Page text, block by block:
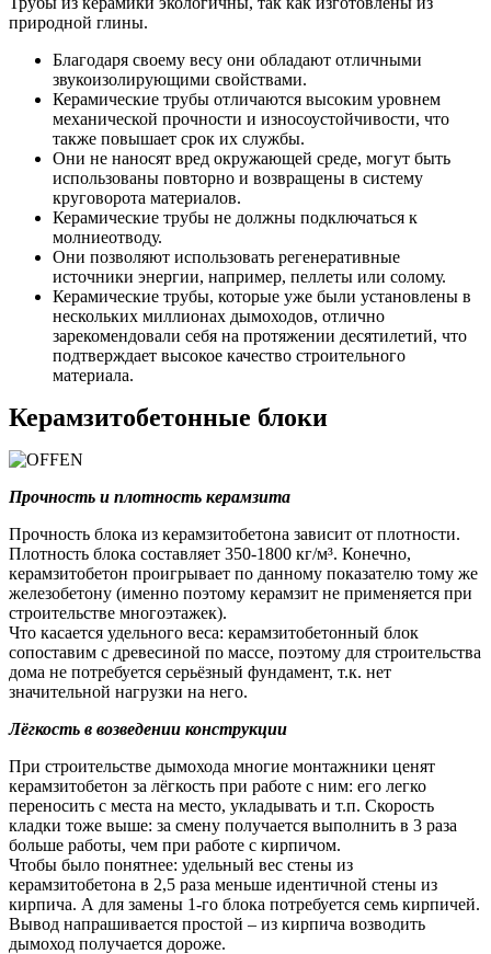
природной глины.
Благодаря своему весу они обладают отличными
звукоизолирующими свойствами.
Керамические трубы отличаются высоким уровнем
механической прочности и износоустойчивости, что
также повышает срок их службы.
Они не наносят вред окружающей среде, могут быть
использованы повторно и возвращены в систему
круговорота материалов.
Керамические трубы не должны подключаться к
молниеотводу.
Они позволяют использовать регенеративные
источники энергии, например, пеллеты или солому.
Керамические трубы, которые уже были установлены в
нескольких миллионах дымоходов, отлично
зарекомендовали себя на протяжении десятилетий, что
подтверждает высокое качество строительного
материала.
Керамзитобетонные блоки
Прочность и плотность керамзита
Прочность блока из керамзитобетона зависит от плотности.
Плотность блока составляет 350-1800 кг/м³. Конечно,
керамзитобетон проигрывает по данному показателю тому же
железобетону (именно поэтому керамзит не применяется при
строительстве многоэтажек).
Что касается удельного веса: керамзитобетонный блок
сопоставим с древесиной по массе, поэтому для строительства
дома не потребуется серьёзный фундамент, т.к. нет
значительной нагрузки на него.
Лёгкость в возведении конструкции
При строительстве дымохода многие монтажники ценят
керамзитобетон за лёгкость при работе с ним: его легко
переносить с места на место, укладывать и т.п. Скорость
кладки тоже выше: за смену получается выполнить в 3 раза
больше работы, чем при работе с кирпичом.
Чтобы было понятнее: удельный вес стены из
керамзитобетона в 2,5 раза меньше идентичной стены из
кирпича. А для замены 1-го блока потребуется семь кирпичей.
Вывод напрашивается простой – из кирпича возводить
дымоход получается дороже.